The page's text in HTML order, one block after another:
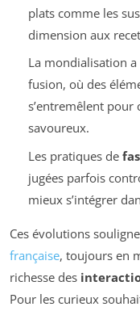
plats comme les
dimension aux
La mondialisation a
fusion, où des
s’entremêlent pour
savoureux.
Les pratiques de
jugées parfois
mieux s’intégrer
Ces évolutions
française, toujours en
richesse des
Pour les curieux